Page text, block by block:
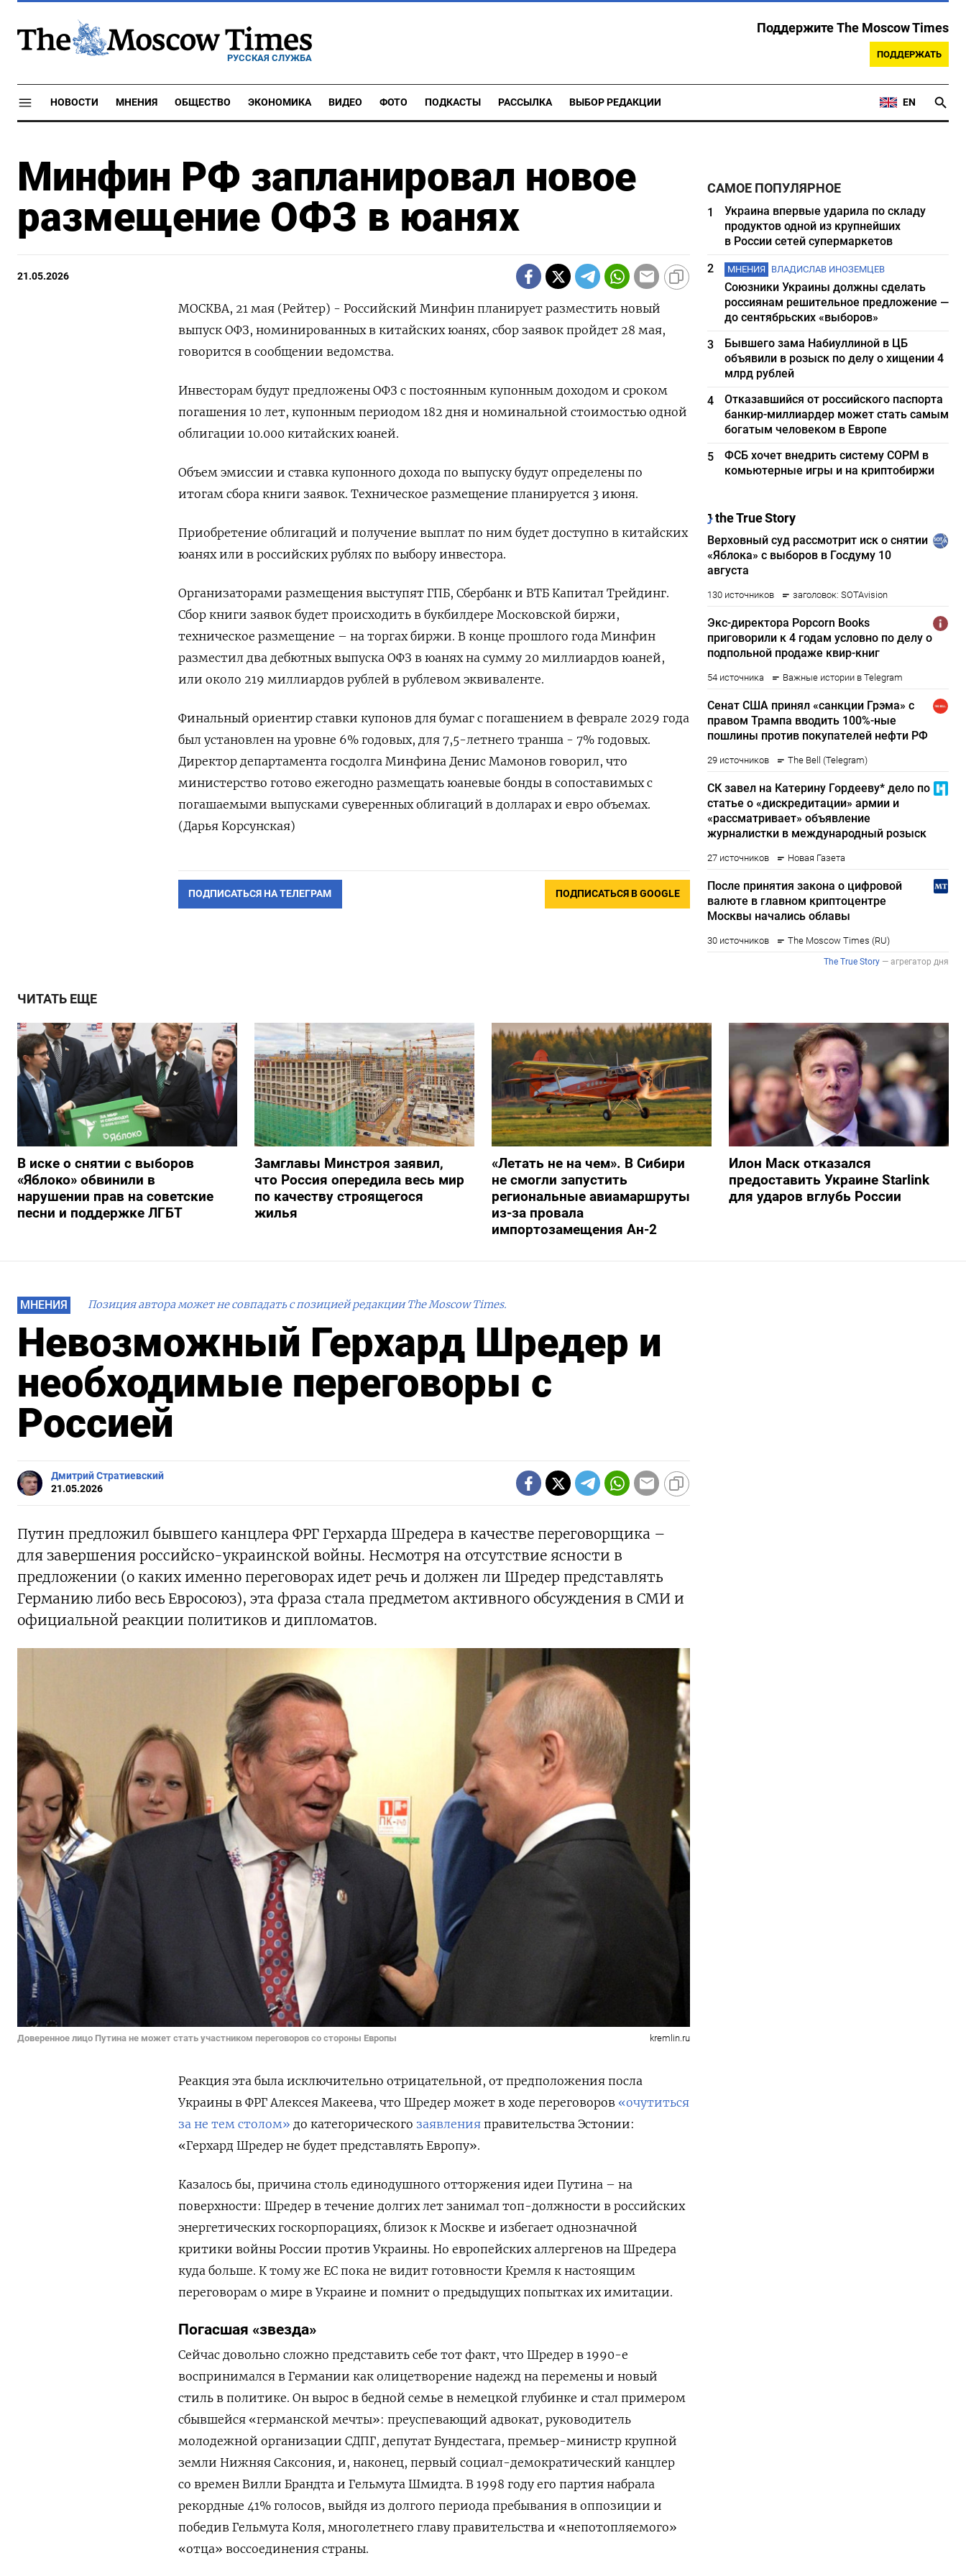
РУССКАЯ СЛУЖБА
Поддержите The Moscow Times
ПОДДЕРЖАТЬ
НОВОСТИ МНЕНИЯ ОБЩЕСТВО ЭКОНОМИКА ВИДЕО ФОТО ПОДКАСТЫ РАССЫЛКА ВЫБОР РЕДАКЦИИ EN
Минфин РФ запланировал новое
размещение ОФЗ в юанях
21.05.2026
МОСКВА, 21 мая (Рейтер) - Российский Минфин планирует разместить новый
выпуск ОФЗ, номинированных в китайских юанях, сбор заявок пройдет 28 ‌мая,
говорится в сообщении ведомства.
Инвесторам будут предложены ОФЗ с постоянным купонным доходом и сроком
погашения 10 ​лет, купонным периодом ​182 ​дня и номинальной стоимостью ⁠одной
облигации 10.000 китайских ‌юаней.
Объем эмиссии и ставка ‌купонного дохода по выпуску будут определены по
итогам сбора ​книги заявок. Техническое размещение планируется 3 июня.
Приобретение ‌облигаций и получение выплат по ним ​будет доступно в китайских
юанях или в российских ‌рублях по выбору инвестора.
Организаторами размещения выступят ГПБ, Сбербанк и ВТБ Капитал Трейдинг.
Сбор книги ​заявок будет ​происходить в букбилдере ‌Московской биржи,
техническое размещение – на торгах биржи. В конце ​прошлого года Минфин
разместил два дебютных выпуска ОФЗ в юанях на сумму 20 миллиардов юаней,
или около 219 миллиардов рублей в рублевом эквиваленте.
Финальный ориентир ставки купонов для бумаг с погашением в феврале ​2029 года
был ⁠установлен на уровне 6% годовых, для 7,5-летнего транша - 7% годовых.
Директор ‌департамента госдолга Минфина Денис Мамонов говорил, что
‌министерство готово ежегодно размещать юаневые бонды в сопоставимых ​с
погашаемыми выпусками суверенных облигаций в долларах ‌и евро объемах.
(Дарья Корсунская)
ПОДПИСАТЬСЯ НА ТЕЛЕГРАМ ПОДПИСАТЬСЯ В GOOGLE
САМОЕ ПОПУЛЯРНОЕ
1
Украина впервые ударила по складу
продуктов одной из крупнейших
в России сетей супермаркетов
2
МНЕНИЯ ВЛАДИСЛАВ ИНОЗЕМЦЕВ
Союзники Украины должны сделать
россиянам решительное предложение —
до сентябрьских «выборов»
3
Бывшего зама Набиуллиной в ЦБ
объявили в розыск по делу о хищении 4
млрд рублей
4
Отказавшийся от российского паспорта
банкир-миллиардер может стать самым
богатым человеком в Европе
5
ФСБ хочет внедрить систему СОРМ в
комьютерные игры и на криптобиржи
ЧИТАТЬ ЕЩЕ
В иске о снятии с выборов
«Яблоко» обвинили в
нарушении прав на советские
песни и поддержке ЛГБТ
Замглавы Минстроя заявил,
что Россия опередила весь мир
по качеству строящегося
жилья
«Летать не на чем». В Сибири
не смогли запустить
региональные авиамаршруты
из-за провала
импортозамещения Ан-2
Илон Маск отказался
предоставить Украине Starlink
для ударов вглубь России
МНЕНИЯ Позиция автора может не совпадать с позицией редакции The Moscow Times.
Невозможный Герхард Шредер и
необходимые переговоры с
Россией
Дмитрий Стратиевский
21.05.2026
Путин предложил бывшего канцлера ФРГ Герхарда Шредера в качестве переговорщика –
для завершения российско-украинской войны. Несмотря на отсутствие ясности в
предложении (о каких именно переговорах идет речь и должен ли Шредер представлять
Германию либо весь Евросоюз), эта фраза стала предметом активного обсуждения в СМИ и
официальной реакции политиков и дипломатов.
Доверенное лицо Путина не может стать участником переговоров со стороны Европы kremlin.ru
Реакция эта была исключительно отрицательной, от предположения посла
Украины в ФРГ Алексея Макеева, что Шредер может в ходе переговоров «очутиться
за не тем столом» до категорического заявления правительства Эстонии:
«Герхард Шредер не будет представлять Европу».
Казалось бы, причина столь единодушного отторжения идеи Путина – на
поверхности: Шредер в течение долгих лет занимал топ-должности в российских
энергетических госкорпорациях, близок к Москве и избегает однозначной
критики войны России против Украины. Но европейских аллергенов на Шредера
куда больше. К тому же ЕС пока не видит готовности Кремля к настоящим
переговорам о мире в Украине и помнит о предыдущих попытках их имитации.
Погасшая «звезда»
Сейчас довольно сложно представить себе тот факт, что Шредер в 1990-е
воспринимался в Германии как олицетворение надежд на перемены и новый
стиль в политике. Он вырос в бедной семье в немецкой глубинке и стал примером
сбывшейся «германской мечты»: преуспевающий адвокат, руководитель
молодежной организации СДПГ, депутат Бундестага, премьер-министр крупной
земли Нижняя Саксония, и, наконец, первый социал-демократический канцлер
со времен Вилли Брандта и Гельмута Шмидта. В 1998 году его партия набрала
рекордные 41% голосов, выйдя из долгого периода пребывания в оппозиции и
победив Гельмута Коля, многолетнего главу правительства и «непотопляемого»
«отца» воссоединения страны.